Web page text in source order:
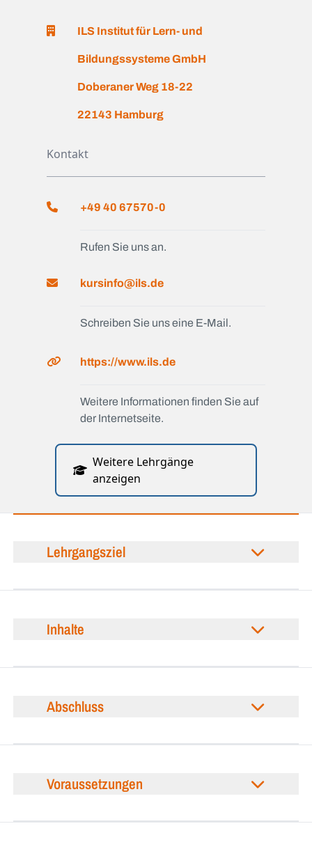
ILS Institut für Lern- und
Bildungssysteme GmbH
Doberaner Weg 18-22
22143 Hamburg
Kontakt
+49 40 67570-0
Rufen Sie uns an.
kursinfo@ils.de
Schreiben Sie uns eine E-Mail.
https://www.ils.de
Weitere Informationen finden Sie auf
der Internetseite.
Weitere Lehrgänge
anzeigen
Lehrgangsziel
Inhalte
Abschluss
Voraussetzungen